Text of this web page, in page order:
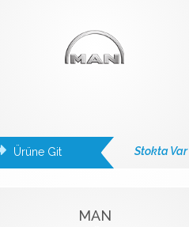
Ürüne Git Stokta Var
MAN